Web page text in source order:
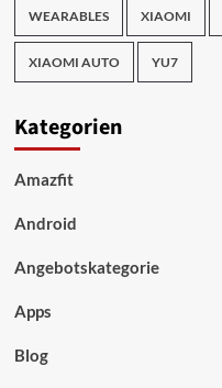
WEARABLES XIAOMI
XIAOMI AUTO YU7
Kategorien
Amazfit
Android
Angebotskategorie
Apps
Blog